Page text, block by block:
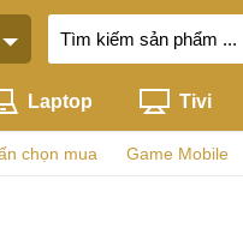
Laptop Tivi
chọn mua Game Mobile